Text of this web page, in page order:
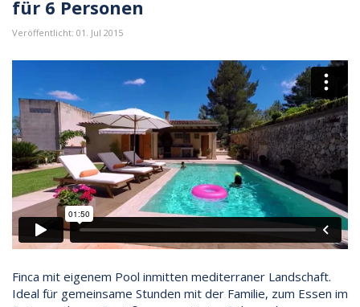
für 6 Personen
Veröffentlicht: 01. Jul 2015
Finca mit eigenem Pool inmitten mediterraner Landschaft.
Ideal für gemeinsame Stunden mit der Familie, zum Essen im